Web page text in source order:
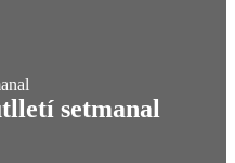
setmanal